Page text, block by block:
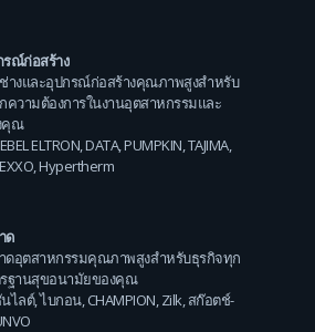
รณ์ก่อสร้าง
างและอุปกรณ์ก่อสร้างคุณภาพสูงสำหรับ
ความต้องการในงานอุตสาหกรรมและ
คุณ
ELTRON,DATA,PUMPKIN,TAJIMA,
,Hypertherm
ด
อุตสาหกรรมคุณภาพสูงสำหรับธุรกิจทุก
รฐานสุขอนามัยของคุณ
ไลต์,ไบกอน, CHAMPION Zilk สก๊อตช์-